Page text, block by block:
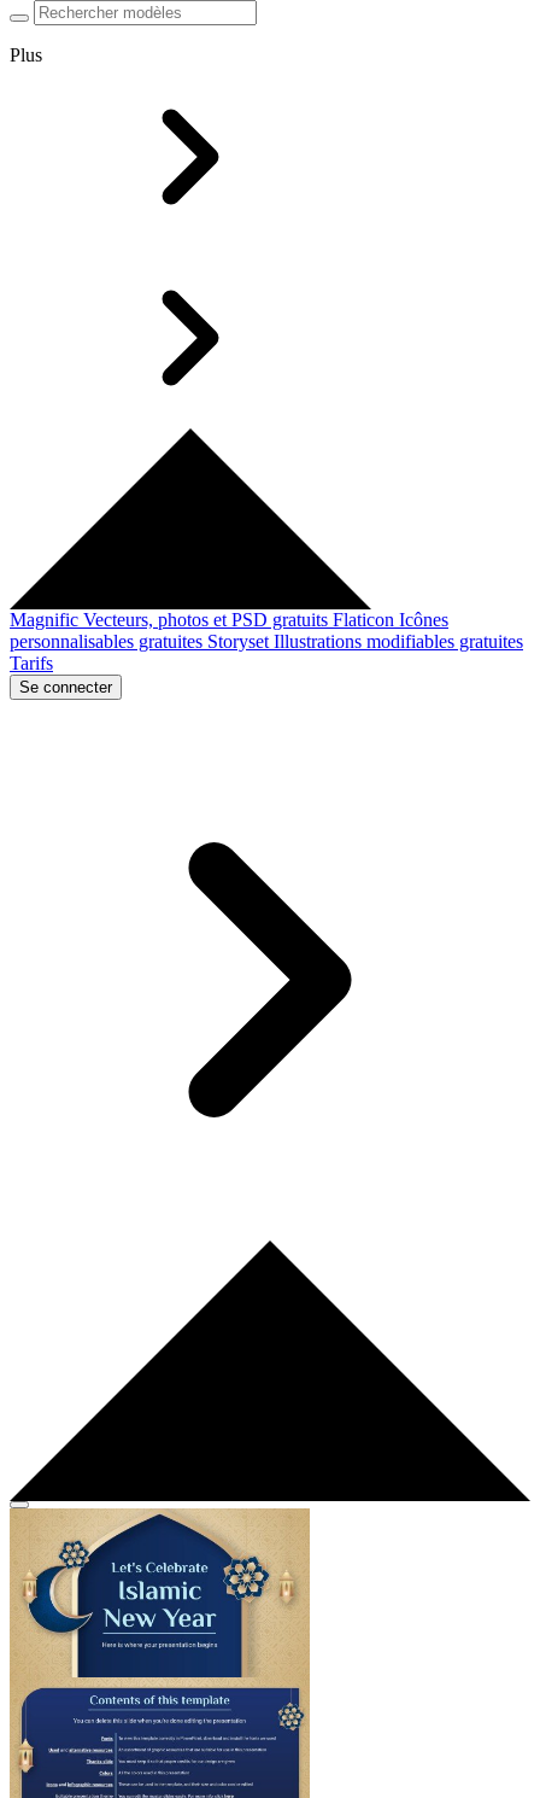
Plus
Magnific Vecteurs, photos et PSD gratuits Flaticon Icônes
personnalisables gratuites Storyset Illustrations modifiables gratuites
Tarifs
Se connecter